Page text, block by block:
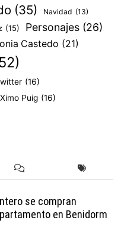
(35) Navidad (13)
(15) Personajes (26)
Castedo (21)
(16)
Ximo Puig (16)
se compran
en Benidorm